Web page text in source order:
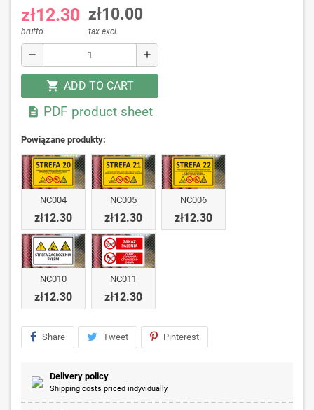
zł12.30
brutto
zł10.00
tax excl.
remove add
shopping_cart ADD TO CART
 PDF product sheet
Powiązane produkty:
NC004
zł12.30
NC005
zł12.30
NC006
zł12.30
NC010
zł12.30
NC011
zł12.30
Share Tweet Pinterest
Delivery policy
Shipping costs priced indyvidually.